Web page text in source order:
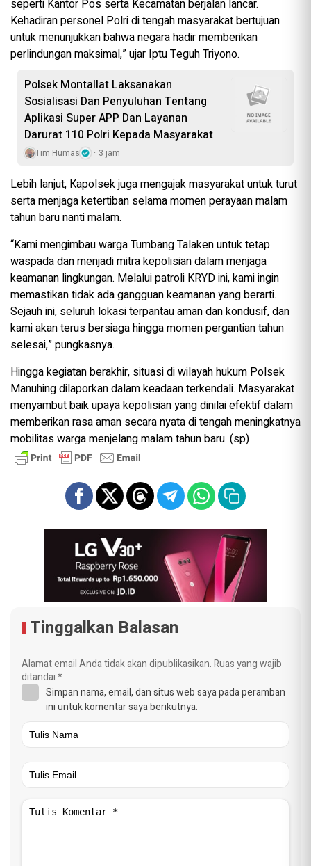
seperti Kantor Pos serta Kecamatan berjalan lancar.
Kehadiran personel Polri di tengah masyarakat bertujuan
untuk menunjukkan bahwa negara hadir memberikan
perlindungan maksimal,” ujar Iptu Teguh Triyono.
Polsek Montallat Laksanakan
Sosialisasi Dan Penyuluhan Tentang
Aplikasi Super APP Dan Layanan
Darurat 110 Polri Kepada Masyarakat
Tim Humas 3 jam
Lebih lanjut, Kapolsek juga mengajak masyarakat untuk turut
serta menjaga ketertiban selama momen perayaan malam
tahun baru nanti malam.
“Kami mengimbau warga Tumbang Talaken untuk tetap
waspada dan menjadi mitra kepolisian dalam menjaga
keamanan lingkungan. Melalui patroli KRYD ini, kami ingin
memastikan tidak ada gangguan keamanan yang berarti.
Sejauh ini, seluruh lokasi terpantau aman dan kondusif, dan
kami akan terus bersiaga hingga momen pergantian tahun
selesai,” pungkasnya.
Hingga kegiatan berakhir, situasi di wilayah hukum Polsek
Manuhing dilaporkan dalam keadaan terkendali. Masyarakat
menyambut baik upaya kepolisian yang dinilai efektif dalam
memberikan rasa aman secara nyata di tengah meningkatnya
mobilitas warga menjelang malam tahun baru. (sp)
Tinggalkan Balasan
Alamat email Anda tidak akan dipublikasikan.Ruas yang wajib
ditandai*
Simpan nama, email, dan situs web saya pada peramban
ini untuk komentar saya berikutnya.